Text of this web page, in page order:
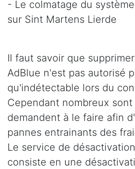
- Le colmatage du
sur Sint Martens Lierde
Il faut savoir que
AdBlue n'est pas autorisé
qu'indétectable lors du
Cependant nombreux
demandent à le faire afin
pannes entrainants des
Le service de
consiste en une